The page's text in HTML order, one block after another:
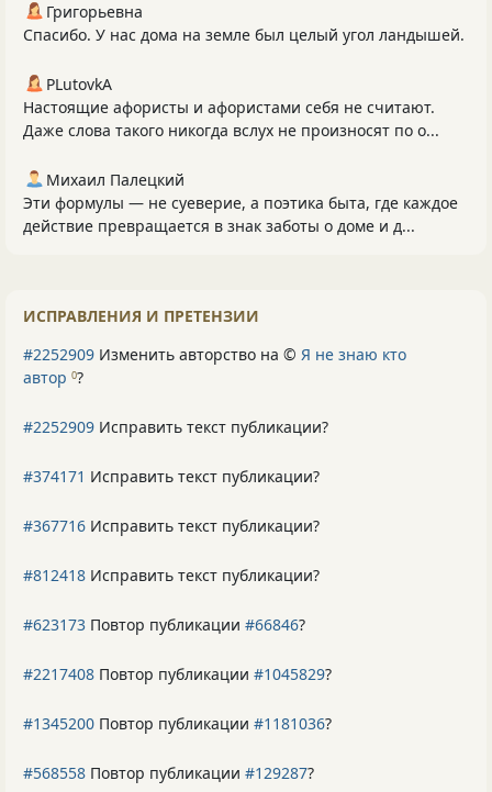
Григорьевна
Спасибо. У нас дома на земле был целый угол ландышей.
PLutоvkА
Настоящие афористы и афористами себя не считают.
Даже слова такого никогда вслух не произносят по о...
Михаил Палецкий
Эти формулы — не суеверие, а поэтика быта, где каждое
действие превращается в знак заботы о доме и д...
ИСПРАВЛЕНИЯ И ПРЕТЕНЗИИ
#2252909 Изменить авторство на © Я не знаю кто
автор 0?
#2252909 Исправить текст публикации?
#374171 Исправить текст публикации?
#367716 Исправить текст публикации?
#812418 Исправить текст публикации?
#623173 Повтор публикации #66846?
#2217408 Повтор публикации #1045829?
#1345200 Повтор публикации #1181036?
#568558 Повтор публикации #129287?